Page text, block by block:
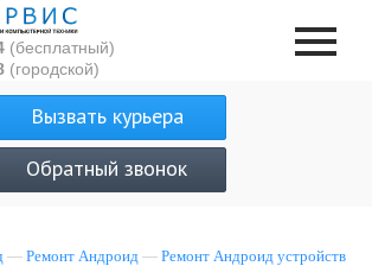
(бесплатный)
(городской)
Вызвать курьера
Обратный звонок
— Ремонт Андроид — Ремонт Андроид устройств